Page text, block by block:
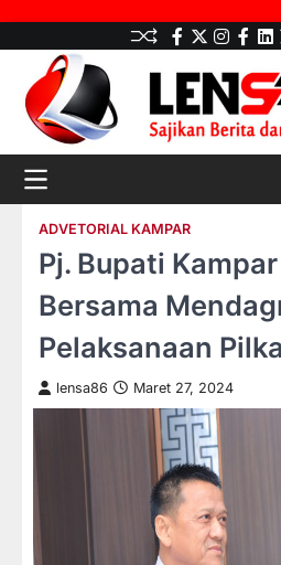
content
facebook
Twitter
ADVETORIAL KAMPAR
Pj. Bupati
Bersama
Pelaksanaan
lensa86 Maret 27, 2024